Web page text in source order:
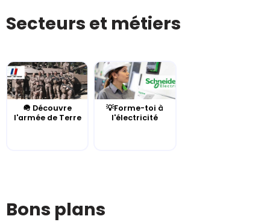
Secteurs et métiers
🪖 Découvre
l'armée de Terre
💡Forme-toi à
l'électricité
Bons plans